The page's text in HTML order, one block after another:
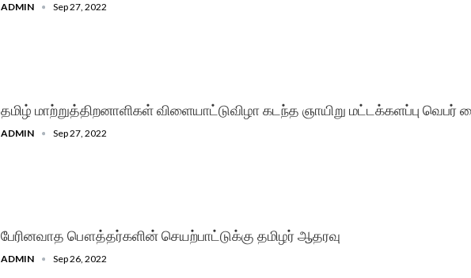
ADMIN Sep 27, 2022
தமிழ் மாற்றுத்திறனாளிகள் விளையாட்டுவிழா கடந்த ஞாயிறு மட்டக்களப்பு
ADMIN Sep 27, 2022
பேரினவாத பௌத்தர்களின் செயற்பாட்டுக்கு தமிழர் ஆதரவு
ADMIN Sep 26, 2022